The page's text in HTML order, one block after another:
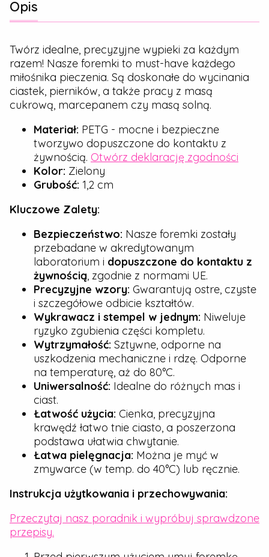
Opis
Twórz idealne, precyzyjne wypieki za każdym
razem! Nasze foremki to must-have każdego
miłośnika pieczenia. Są doskonałe do wycinania
ciastek, pierników, a także pracy z masą
cukrową, marcepanem czy masą solną.
Materiał: PETG - mocne i bezpieczne
tworzywo dopuszczone do kontaktu z
żywnością. Otwórz deklarację zgodności
Kolor: Zielony
Grubość: 1,2 cm
Kluczowe Zalety:
Bezpieczeństwo: Nasze foremki zostały
przebadane w akredytowanym
laboratorium i dopuszczone do kontaktu z
żywnością, zgodnie z normami UE.
Precyzyjne wzory: Gwarantują ostre, czyste
i szczegółowe odbicie kształtów.
Wykrawacz i stempel w jednym: Niweluje
ryzyko zgubienia części kompletu.
Wytrzymałość: Sztywne, odporne na
uszkodzenia mechaniczne i rdzę. Odporne
na temperaturę, aż do 80°C.
Uniwersalność: Idealne do różnych mas i
ciast.
Łatwość użycia: Cienka, precyzyjna
krawędź łatwo tnie ciasto, a poszerzona
podstawa ułatwia chwytanie.
Łatwa pielęgnacja: Można je myć w
zmywarce (w temp. do 40°C) lub ręcznie.
Instrukcja użytkowania i przechowywania:
Przeczytaj nasz poradnik i wypróbuj sprawdzone
przepisy.